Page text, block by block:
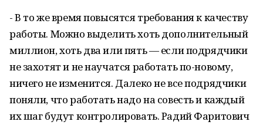
- В то же время повысятся требования к качеству
работы. Можно выделить хоть дополнительный
миллион, хоть два или пять — если подрядчики
не захотят и не научатся работать по-новому,
ничего не изменится. Далеко не все подрядчики
поняли, что работать надо на совесть и каждый
их шаг будут контролировать. Радий Фаритович